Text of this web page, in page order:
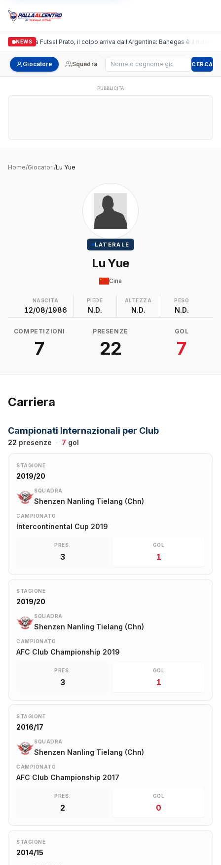
NEWS
Italgronda Futsal Prato, il colpo arriva dall'Argentina: Banegas è il nuovo
Giocatore Squadra Cerca giocatore CERCA
PUBBLICITÀ
Home/Giocatori/Lu Yue
LATERALE
Lu Yue
Cina
NASCITA
12/08/1986
PIEDE
N.D.
ALTEZZA
N.D.
PESO
N.D.
COMPETIZIONI
7
PRESENZE
22
GOL
7
Carriera
Campionati Internazionali per Club
22 presenze · 7 gol
STAGIONE
2019/20
SQUADRA
Shenzen Nanling Tielang (Chn)
CAMPIONATO
Intercontinental Cup 2019
PRES.
3
GOL
1
STAGIONE
2019/20
SQUADRA
Shenzen Nanling Tielang (Chn)
CAMPIONATO
AFC Club Championship 2019
PRES.
3
GOL
1
STAGIONE
2016/17
SQUADRA
Shenzen Nanling Tielang (Chn)
CAMPIONATO
AFC Club Championship 2017
PRES.
2
GOL
0
STAGIONE
2014/15